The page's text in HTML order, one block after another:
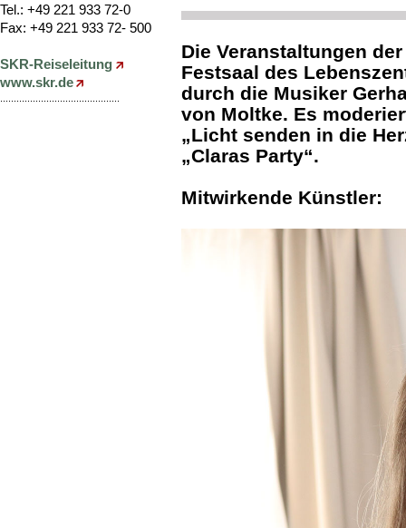
Tel.: +49 221 933 72-0
Fax: +49 221 933 72- 500
SKR-Reiseleitung
www.skr.de
Die Veranstaltungen
Festsaal des
durch die Musiker
von Moltke. Es
„Licht senden in die
„Claras Party“.
Mitwirkende Künstler: